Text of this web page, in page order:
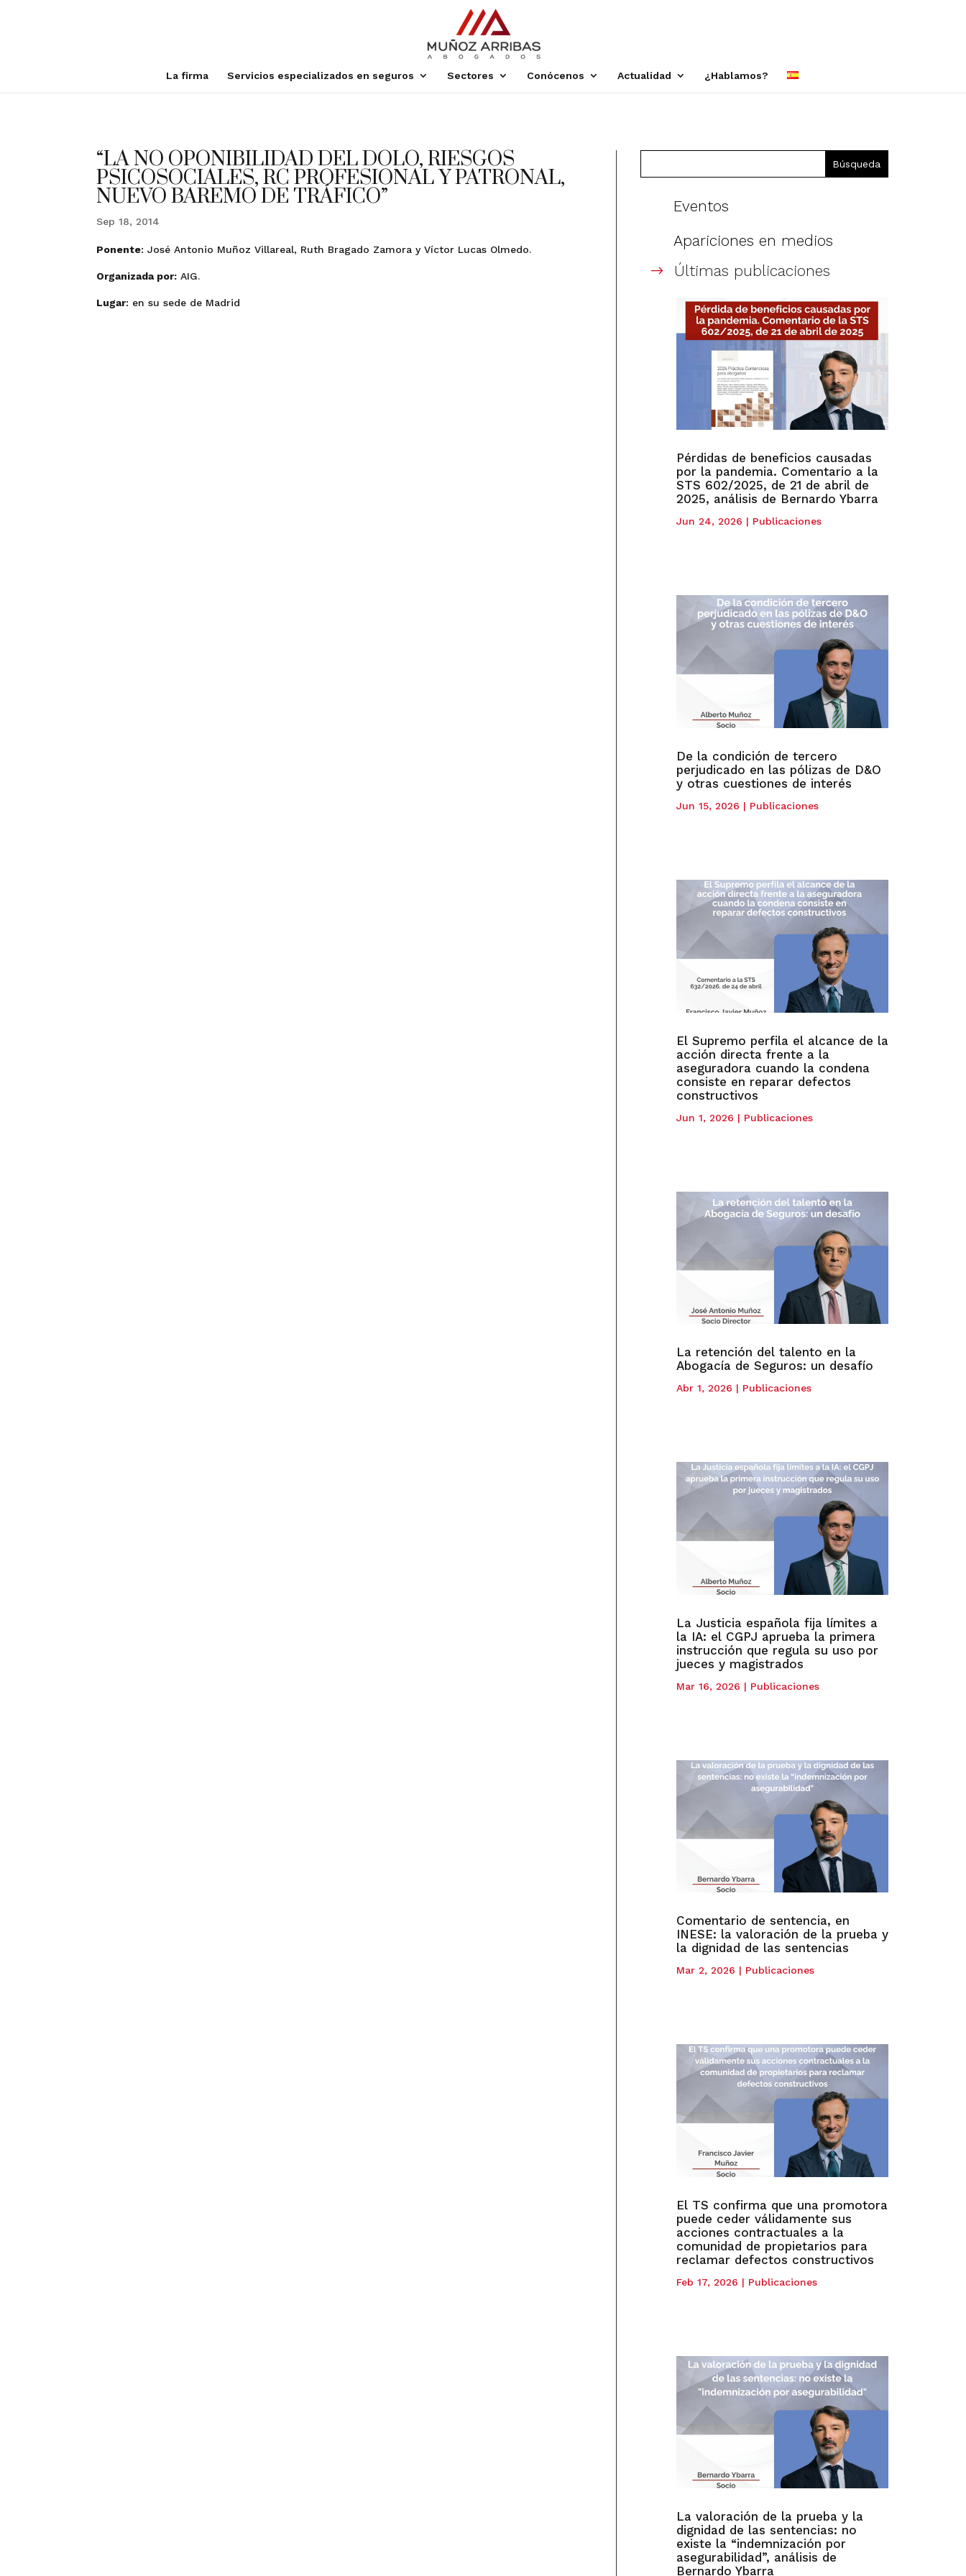
La firma Servicios especializados en seguros Sectores Conócenos Actualidad ¿Hablamos?
“LA NO OPONIBILIDAD DEL DOLO, RIESGOS
PSICOSOCIALES, RC PROFESIONAL Y PATRONAL,
NUEVO BAREMO DE TRÁFICO”
Sep 18, 2014
Ponente: José Antonio Muñoz Villareal, Ruth Bragado Zamora y Víctor Lucas Olmedo.
Organizada por: AIG.
Lugar: en su sede de Madrid
Eventos
Apariciones en medios
$ Últimas publicaciones
Pérdidas de beneficios causadas
por la pandemia. Comentario a la
STS 602/2025, de 21 de abril de
2025, análisis de Bernardo Ybarra
Jun 24, 2026 | Publicaciones
De la condición de tercero
perjudicado en las pólizas de D&O
y otras cuestiones de interés
Jun 15, 2026 | Publicaciones
El Supremo perfila el alcance de la
acción directa frente a la
aseguradora cuando la condena
consiste en reparar defectos
constructivos
Jun 1, 2026 | Publicaciones
La retención del talento en la
Abogacía de Seguros: un desafío
Abr 1, 2026 | Publicaciones
La Justicia española fija límites a
la IA: el CGPJ aprueba la primera
instrucción que regula su uso por
jueces y magistrados
Mar 16, 2026 | Publicaciones
Comentario de sentencia, en
INESE: la valoración de la prueba y
la dignidad de las sentencias
Mar 2, 2026 | Publicaciones
El TS confirma que una promotora
puede ceder válidamente sus
acciones contractuales a la
comunidad de propietarios para
reclamar defectos constructivos
Feb 17, 2026 | Publicaciones
La valoración de la prueba y la
dignidad de las sentencias: no
existe la “indemnización por
asegurabilidad”, análisis de
Bernardo Ybarra